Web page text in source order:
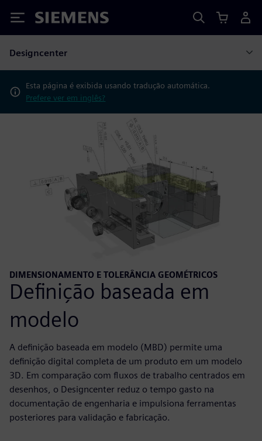
Siemens
Designcenter
Esta página é exibida usando tradução automática.
Prefere ver em inglês?
DIMENSIONAMENTO E TOLERÂNCIA GEOMÉTRICOS
Definição baseada em
modelo
A definição baseada em modelo (MBD) permite uma
definição digital completa de um produto em um modelo
3D. Em comparação com fluxos de trabalho centrados em
desenhos, o Designcenter reduz o tempo gasto na
documentação de engenharia e impulsiona ferramentas
posteriores para validação e fabricação.